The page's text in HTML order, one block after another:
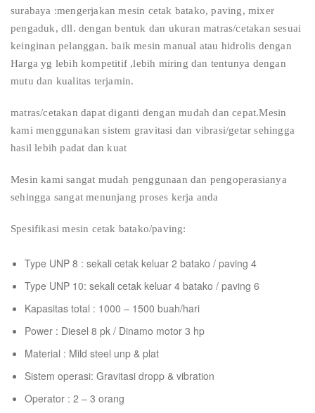
surabaya :mengerjakan mesin cetak batako, paving, mixer
pengaduk, dll. dengan bentuk dan ukuran matras/cetakan sesuai
keinginan pelanggan. baik mesin manual atau hidrolis dengan
Harga yg lebih kompetitif ,lebih miring dan tentunya dengan
mutu dan kualitas terjamin.
matras/cetakan dapat diganti dengan mudah dan cepat.Mesin
kami menggunakan sistem gravitasi dan vibrasi/getar sehingga
hasil lebih padat dan kuat
Mesin kami sangat mudah penggunaan dan pengoperasianya
sehingga sangat menunjang proses kerja anda
Spesifikasi mesin cetak batako/paving:
Type UNP 8 : sekali cetak keluar 2 batako / paving 4
Type UNP 10: sekali cetak keluar 4 batako / paving 6
Kapasitas total : 1000 – 1500 buah/hari
Power : Diesel 8 pk / Dinamo motor 3 hp
Material : Mild steel unp & plat
Sistem operasi: Gravitasi dropp & vibration
Operator : 2 – 3 orang